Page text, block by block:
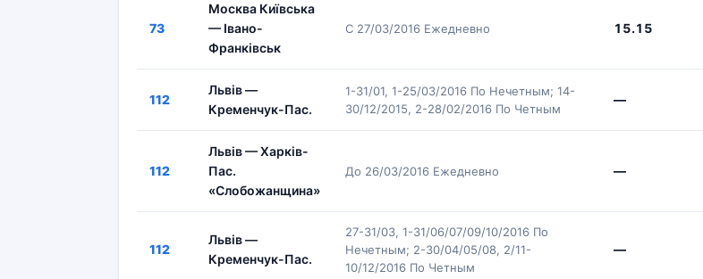
73
Москва Київська
— Івано-
Франківськ
С 27/03/2016 Ежедневно 15.15
112
Львів —
Кременчук-Пас.
1-31/01, 1-25/03/2016 По Нечетным; 14-
30/12/2015, 2-28/02/2016 По Четным
—
112
Львів — Харків-
Пас.
«Слобожанщина»
До 26/03/2016 Ежедневно —
112
Львів —
Кременчук-Пас.
27-31/03, 1-31/06/07/09/10/2016 По
Нечетным; 2-30/04/05/08, 2/11-
10/12/2016 По Четным
—